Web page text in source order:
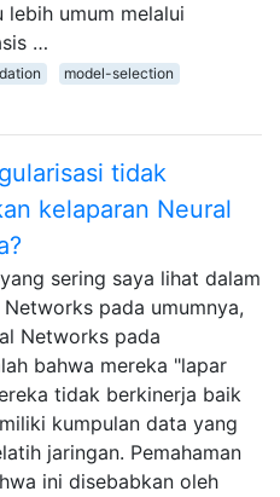
umum melalui
…
model-selection
tidak
kelaparan Neural
sering saya lihat dalam
pada umumnya,
Networks pada
bahwa mereka "lapar
tidak berkinerja baik
kumpulan data yang
jaringan. Pemahaman
ini disebabkan oleh